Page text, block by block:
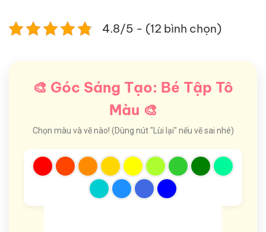
4.8/5 - (12 bình chọn)
🎨 Góc Sáng Tạo: Bé Tập Tô
Màu 🎨
Chọn màu và vẽ nào! (Dùng nút "Lùi lại" nếu vẽ sai nhé)